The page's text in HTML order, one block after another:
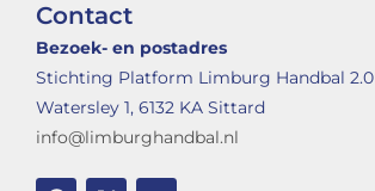
Contact
Bezoek- en postadres
Stichting Platform Limburg Handbal 2.0
Watersley 1, 6132 KA Sittard
info@limburghandbal.nl